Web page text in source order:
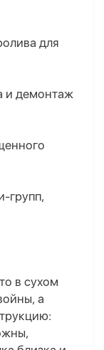
для
и демонтаж
групп,
в сухом
а
,